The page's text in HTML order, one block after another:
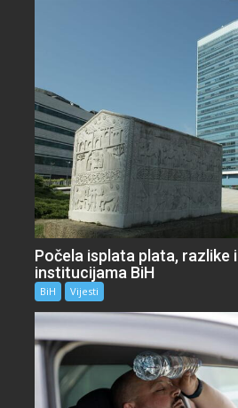
Počela isplata plata, razlike
institucijama BiH
BiH Vijesti